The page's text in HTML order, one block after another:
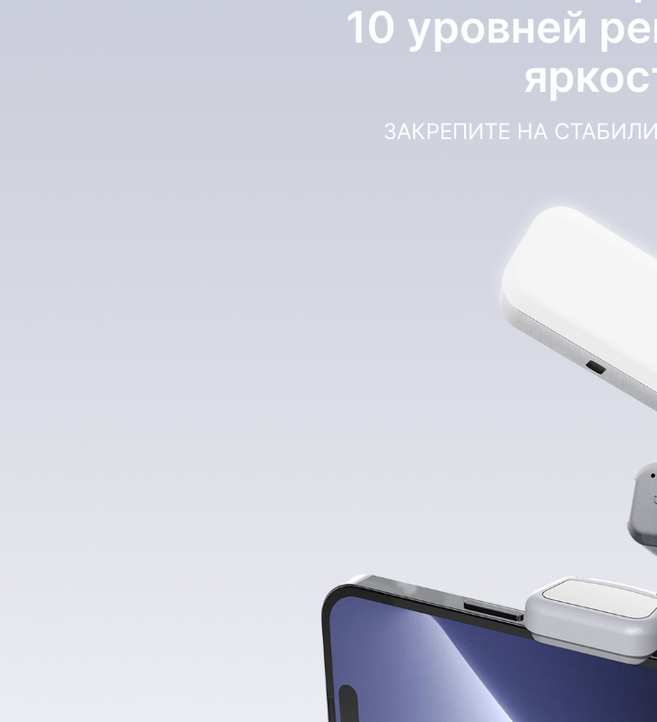
10 уровней
ЗАКРЕПИТЕ НА